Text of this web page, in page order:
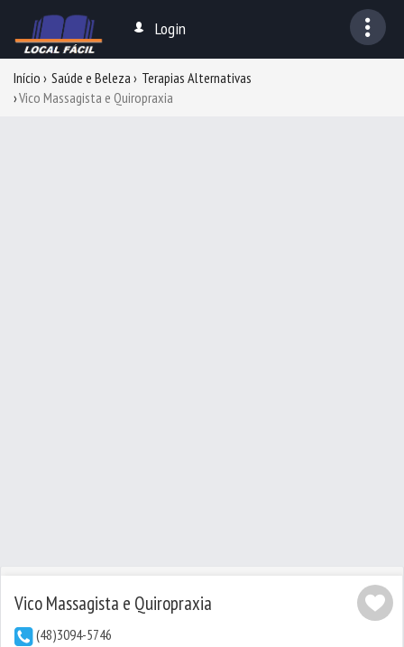
Login
Início Saúde e Beleza
Terapias Alternativas
Vico Massagista e Quiropraxia
Vico Massagista e Quiropraxia
(48)3094-5746